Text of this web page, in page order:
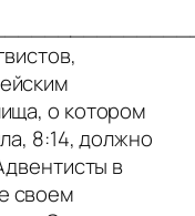
о котором
8:14, должно
в
своем